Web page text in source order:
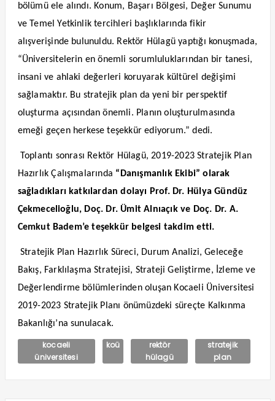
bölümü ele alındı. Konum, Başarı Bölgesi, Değer Sunumu
ve Temel Yetkinlik tercihleri başlıklarında fikir
alışverişinde bulunuldu. Rektör Hülagü yaptığı konuşmada,
“Üniversitelerin en önemli sorumluluklarından bir tanesi,
insani ve ahlaki değerleri koruyarak kültürel değişimi
sağlamaktır. Bu stratejik plan da yeni bir perspektif
oluşturma açısından önemli. Planın oluşturulmasında
emeği geçen herkese teşekkür ediyorum.” dedi.
Toplantı sonrası Rektör Hülagü, 2019-2023 Stratejik Plan
Hazırlık Çalışmalarında “Danışmanlık Ekibi” olarak
sağladıkları katkılardan dolayı Prof. Dr. Hülya Gündüz
Çekmecelioğlu, Doç. Dr. Ümit Alnıaçık ve Doç. Dr. A.
Cemkut Badem’e teşekkür belgesi takdim etti.
Stratejik Plan Hazırlık Süreci, Durum Analizi, Geleceğe
Bakış, Farklılaşma Stratejisi, Strateji Geliştirme, İzleme ve
Değerlendirme bölümlerinden oluşan Kocaeli Üniversitesi
2019-2023 Stratejik Planı önümüzdeki süreçte Kalkınma
Bakanlığı’na sunulacak.
kocaeli
üniversitesi
koü
rektör
hülagü
stratejik
plan